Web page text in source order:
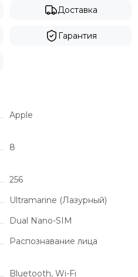
Доставка
Гарантия
Apple
8
256
Ultramarine (Лазурный)
Dual Nano-SIM
Распознавание лица
Bluetooth, Wi-Fi